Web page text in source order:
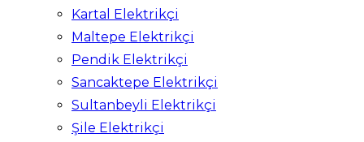
Kartal Elektrikçi
Maltepe Elektrikçi
Pendik Elektrikçi
Sancaktepe Elektrikçi
Sultanbeyli Elektrikçi
Şile Elektrikçi